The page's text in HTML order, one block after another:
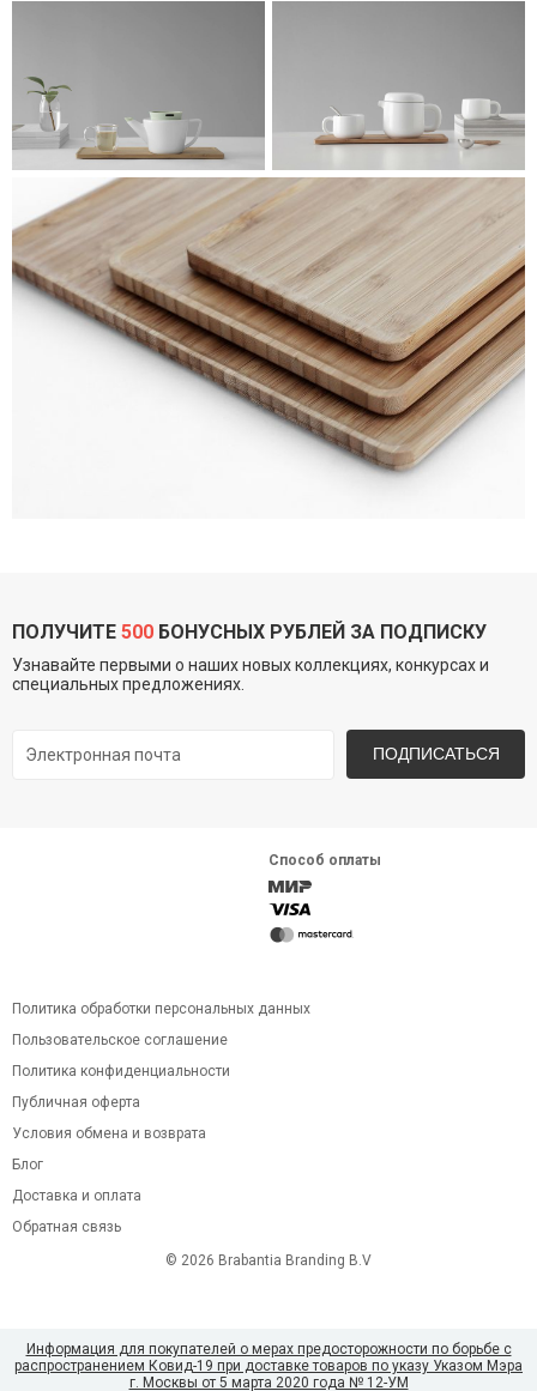
ПОЛУЧИТЕ 500 БОНУСНЫХ РУБЛЕЙ ЗА ПОДПИСКУ
Узнавайте первыми о наших новых коллекциях, конкурсах и
специальных предложениях.
ПОДПИСАТЬСЯ
Способ оплаты
Политика обработки персональных данных
Пользовательское соглашение
Политика конфиденциальности
Публичная оферта
Условия обмена и возврата
Блог
Доставка и оплата
Обратная связь
© 2026 Brabantia Branding B.V
Информация для покупателей о мерах предосторожности по борьбе с
распространением Ковид-19 при доставке товаров по указу Указом Мэра
г. Москвы от 5 марта 2020 года № 12-УМ